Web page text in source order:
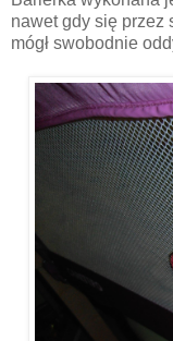
nawet gdy się przez
mógł swobodnie